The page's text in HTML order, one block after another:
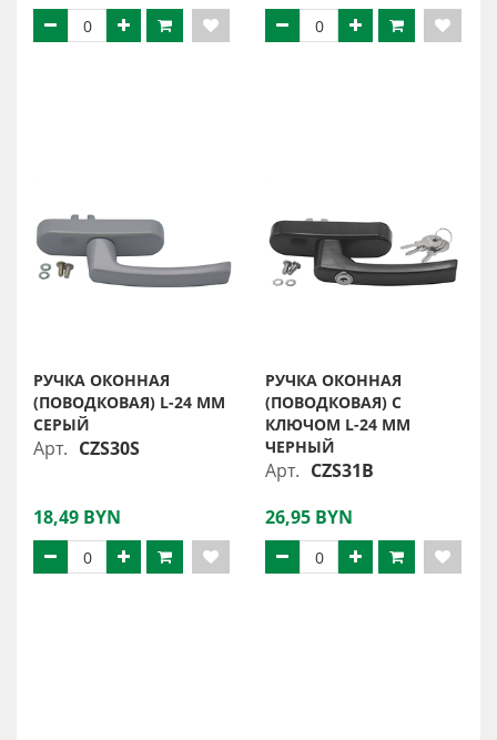
РУЧКА ОКОННАЯ
(ПОВОДКОВАЯ) L-24 MM
СЕРЫЙ
Арт. CZS30S
18,49 BYN
РУЧКА ОКОННАЯ
(ПОВОДКОВАЯ) С
КЛЮЧОМ L-24 MM
ЧЕРНЫЙ
Арт. CZS31B
26,95 BYN